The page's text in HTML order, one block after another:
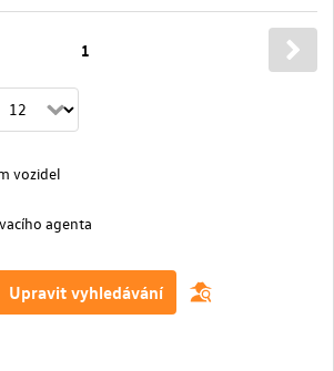
1
vozidel
agenta
Upravit vyhledávání